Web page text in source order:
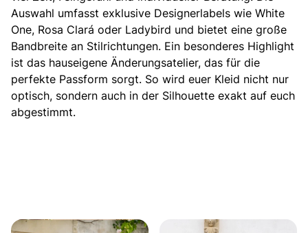
Auswahl umfasst exklusive Designerlabels wie White
One, Rosa Clará oder Ladybird und bietet eine große
Bandbreite an Stilrichtungen. Ein besonderes Highlight
ist das hauseigene Änderungsatelier, das für die
perfekte Passform sorgt. So wird euer Kleid nicht nur
optisch, sondern auch in der Silhouette exakt auf euch
abgestimmt.